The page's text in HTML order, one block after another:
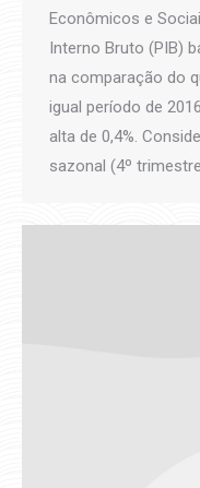
Econômicos e
Interno Bruto (PIB)
na comparação do
igual período de
alta de 0,4%.
sazonal (4º